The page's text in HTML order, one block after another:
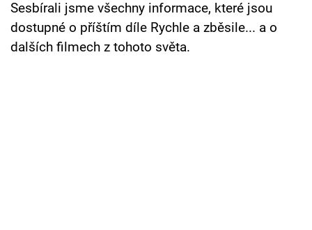
Sledujte nás
Sesbírali jsme všechny informace, které jsou
dostupné o příštím díle Rychle a zběsile... a o
dalších filmech z tohoto světa.